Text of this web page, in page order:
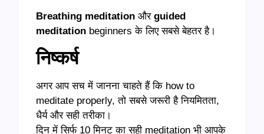
Breathing meditation और guided
meditation beginners के लिए सबसे बेहतर है।
निष्कर्ष
अगर आप सच में जानना चाहते हैं कि how to
meditate properly, तो सबसे जरूरी है नियमितता,
धैर्य और सही तरीका।
दिन में सिर्फ 10 मिनट का सही meditation भी आपके